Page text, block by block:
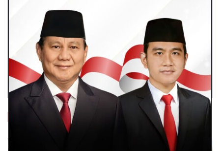
Baca Lainnya
Wakil Bupati Syafrizal Tinjau BERLAYAR,